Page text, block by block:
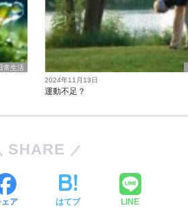
常生活
2024年11月13日
運動不足？
SHARE
ェア はてブ LINE